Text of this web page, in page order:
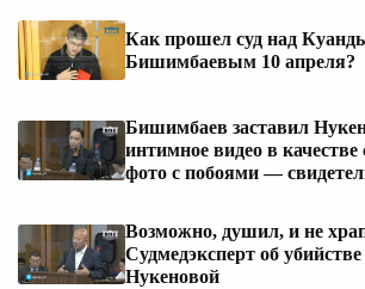
Как прошел суд над
Бишимбаевым 10 апреля?
Бишимбаев заставил
интимное видео в качестве
фото с побоями —
Возможно, душил, и не
Судмедэксперт об
Нукеновой